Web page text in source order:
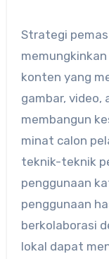
Strategi
konten yang
gambar, video,
membangun
minat calon
teknik-teknik
penggunaan
penggunaan
berkolaborasi
lokal dapat